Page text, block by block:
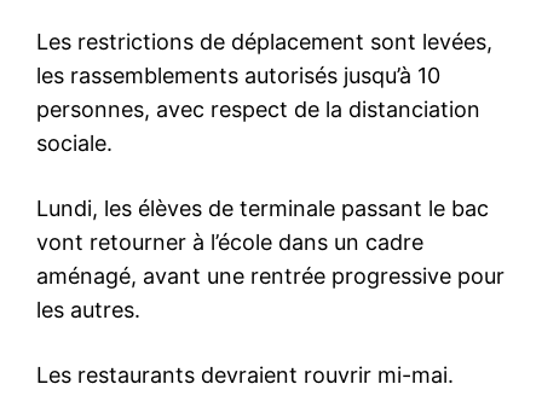
Les restrictions de déplacement sont levées,
les rassemblements autorisés jusqu’à 10
personnes, avec respect de la distanciation
sociale.
Lundi, les élèves de terminale passant le bac
vont retourner à l’école dans un cadre
aménagé, avant une rentrée progressive pour
les autres.
Les restaurants devraient rouvrir mi-mai.